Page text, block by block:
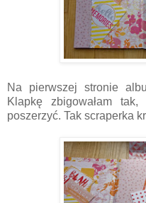
Na pierwszej stronie
Klapkę zbigowałam
poszerzyć. Tak scraperka